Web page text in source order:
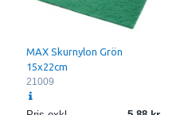
MAX Skurnylon Grön
15x22cm
21009